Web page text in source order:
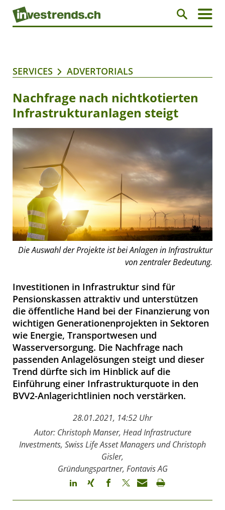
SERVICES ADVERTORIALS
Nachfrage nach nichtkotierten
Infrastrukturanlagen steigt
Die Auswahl der Projekte ist bei Anlagen in Infrastruktur
von zentraler Bedeutung.
Investitionen in Infrastruktur sind für
Pensionskassen attraktiv und unterstützen
die öffentliche Hand bei der Finanzierung von
wichtigen Generationenprojekten in Sektoren
wie Energie, Transportwesen und
Wasserversorgung. Die Nachfrage nach
passenden Anlagelösungen steigt und dieser
Trend dürfte sich im Hinblick auf die
Einführung einer Infrastrukturquote in den
BVV2-Anlagerichtlinien noch verstärken.
28.01.2021, 14:52 Uhr
Autor: Christoph Manser, Head Infrastructure
Investments, Swiss Life Asset Managers und Christoph
Gisler,
Gründungspartner, Fontavis AG